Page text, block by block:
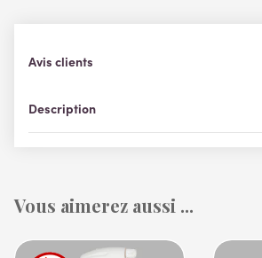
Description
Avis clients
Vous aimerez aussi ...